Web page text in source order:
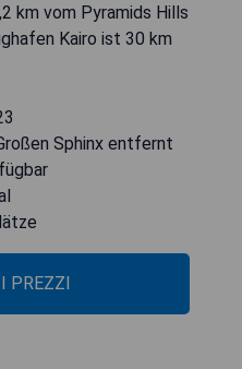
km vom Pyramids Hills
Kairo ist 30 km
Sphinx entfernt
PREZZI